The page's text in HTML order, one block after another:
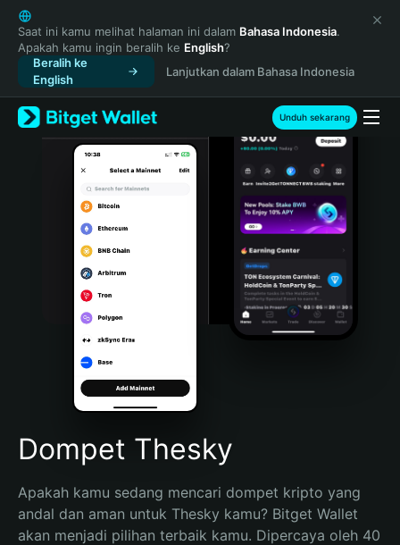
English
日本語
Tiếng Việt
Русский
Español (Latinoamérica)
Türkçe
Italiano
Português (Portugal)
Bahasa Indonesia
Português (Brasil)
Español (Argentina)
Saat ini kamu melihat halaman ini dalam Bahasa Indonesia.
Apakah kamu ingin beralih ke English?
Beralih ke
English
Lanjutkan dalam Bahasa Indonesia
Unduh sekarang
Dompet Thesky
Apakah kamu sedang mencari dompet kripto yang
andal dan aman untuk Thesky kamu? Bitget Wallet
akan menjadi pilihan terbaik kamu. Dipercaya oleh 40